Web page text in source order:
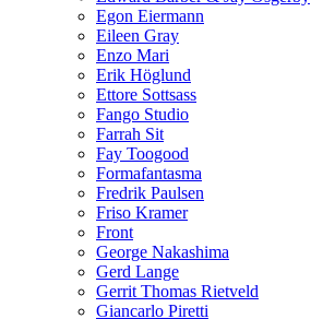
Egon Eiermann
Eileen Gray
Enzo Mari
Erik Höglund
Ettore Sottsass
Fango Studio
Farrah Sit
Fay Toogood
Formafantasma
Fredrik Paulsen
Friso Kramer
Front
George Nakashima
Gerd Lange
Gerrit Thomas Rietveld
Giancarlo Piretti